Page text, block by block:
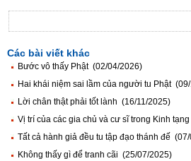
Các bài viết khác
Bước vô thấy Phật (02/04/2026)
Hai khái niệm sai lầm của người tu Phật
Lời chân thật phải tốt lành (16/11/2025)
Vị trí của các gia chủ và cư sĩ trong Kinh
Tất cả hành giả đều tu tập đạo thánh đế
Không thấy gì để tranh cãi (25/07/2025)